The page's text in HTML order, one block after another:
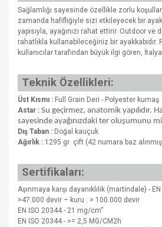
Sağlamlığı sayesinde özellikle zorlu
zamanda hafifliğiyle sizi etkileyecek bir
yapısıyla, ayağınızı rahat ettirir. Outdoor ve
rahatlıkla kullanabileceğiniz bir ayakkabıdır.
kullanıcılar tarafından büyük ilgi gören,
Teknik Özellikleri:
Üst Kısmı : Full Grain Deri - Polyester kumaş
Astar : Su geçirmez, anatomik yapılıdır.
sayesinde ayağınızdaki ter oluşumunu
Dış Taban : Doğal kauçuk
Ağırlık : 1295 gr çift (42 numara baz
Sertifikaları:
Aşınmaya karşı dayanıklılık (martindale) -
>47.000 devir – kuru : > 100.000 devir
EN ISO 20344 - 21 mg/cm”
EN ISO 20344 - >= 2,5 MG/CM2h